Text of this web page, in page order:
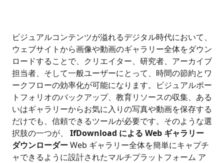
ビジュアルコンテンツが溢れるデジタル時代において、
ウェブサイトから画像や動画のギャラリー全体をダウン
ロードすることで、クリエイター、研究者、アーカイブ
担当者、そして一般ユーザーにとって、時間の節約とワ
ークフローの効率化が可能になります。ビジュアルポー
トフォリオのバックアップ、教育リソースの収集、ある
いはギャラリーからお気に入りの写真や動画を保存する
だけでも、信頼できるツールが必要です。そのような選
択肢の一つが、 IfDownload による Web ギャラリー
ダウンローダーWeb ギャラリー全体を簡単にキャプチ
ャできるように設計されたマルチプラットフォーム ア